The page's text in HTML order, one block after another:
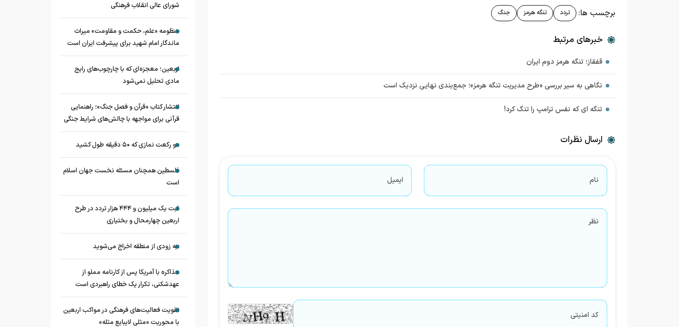
برچسب ها: تردد تنگه هرمز جنگ
خبرهای مرتبط
قفقاز؛ تنگه هرمز دوم ایران
نگاهی به سیر بررسی «طرح مدیریت تنگه هرمز»؛ جمع‌بندی نهایی نزدیک است
تنگه ای که نفس ترامپ را تنگ کرد!
ارسال نظرات
شورای عالی انقلاب فرهنگی
منظومه «علم، حکمت و مقاومت» میراث
ماندگار امام شهید برای پیشرفت ایران است
اربعین؛ معجزه‌ای که با چارچوب‌های رایج
مادی تحلیل نمی‌شود
انتشار کتاب «قرآن و فصل جنگ»؛ راهنمایی
قرآنی برای مواجهه با چالش‌های شرایط جنگی
دو رکعت نمازی که ۵۰ دقیقه طول کشید
فلسطین همچنان مسئله نخست جهان اسلام
است
ثبت یک میلیون و ۴۴۴ هزار تردد در طرح
اربعین چهارمحال و بختیاری
به زودی از منطقه اخراج می‌شوید
مذاکره با آمریکا پس از کارنامه مملو از
عهدشکنی، تکرار یک خطای راهبردی است
تقویت فعالیت‌های فرهنگی در مواکب اربعین
با محوریت «مثلی لایبایع مثله»